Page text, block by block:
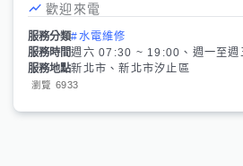
歡迎來電
服務分類#水電維修
服務時間週六 07:30 ~ 19:00、週一至
服務地點新北市、新北市汐止區
瀏覽 6933